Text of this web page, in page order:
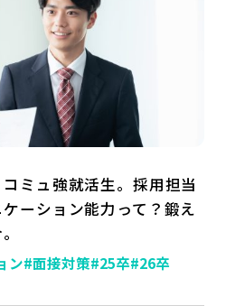
コミュ強就活生。採用担当
ーション能力って？鍛え
ン#面接対策#25卒#26卒